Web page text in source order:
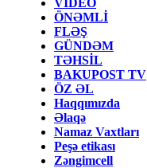
VİDEO
ÖNƏMLİ
FLƏŞ
GÜNDƏM
TƏHSİL
BAKUPOST TV
ÖZ ƏL
Haqqımızda
Əlaqə
Namaz Vaxtları
Peşə etikası
Zəngimcell